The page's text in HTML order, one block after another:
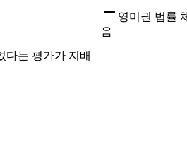
영미권 법률
음
다는 평가가 지배
—